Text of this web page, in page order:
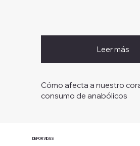
Cómo afecta a nuestro
consumo de anabólicos
Leer más
DEPORVIDAS